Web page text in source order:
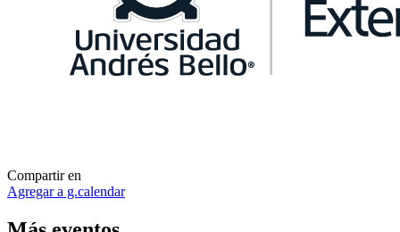
Compartir en
Agregar a g.calendar